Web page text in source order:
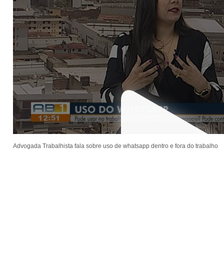
Advogada Trabalhista fala sobre uso de whatsapp dentro e fora do trabalho